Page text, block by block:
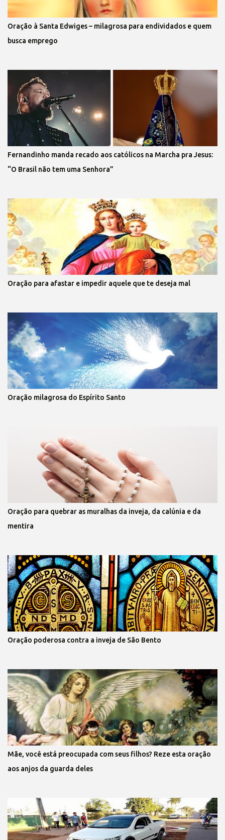
Oração à Santa Edwiges – milagrosa para endividados e quem
busca emprego
Fernandinho manda recado aos católicos na Marcha pra Jesus:
“O Brasil não tem uma Senhora”
Oração para afastar e impedir aquele que te deseja mal
Oração milagrosa do Espírito Santo
Oração para quebrar as muralhas da inveja, da calúnia e da
mentira
Oração poderosa contra a inveja de São Bento
Mãe, você está preocupada com seus filhos? Reze esta oração
aos anjos da guarda deles